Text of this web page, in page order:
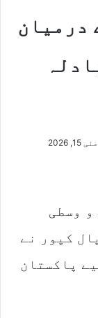
درمیان
2026
و وسطی
کپور نے
پاکستان